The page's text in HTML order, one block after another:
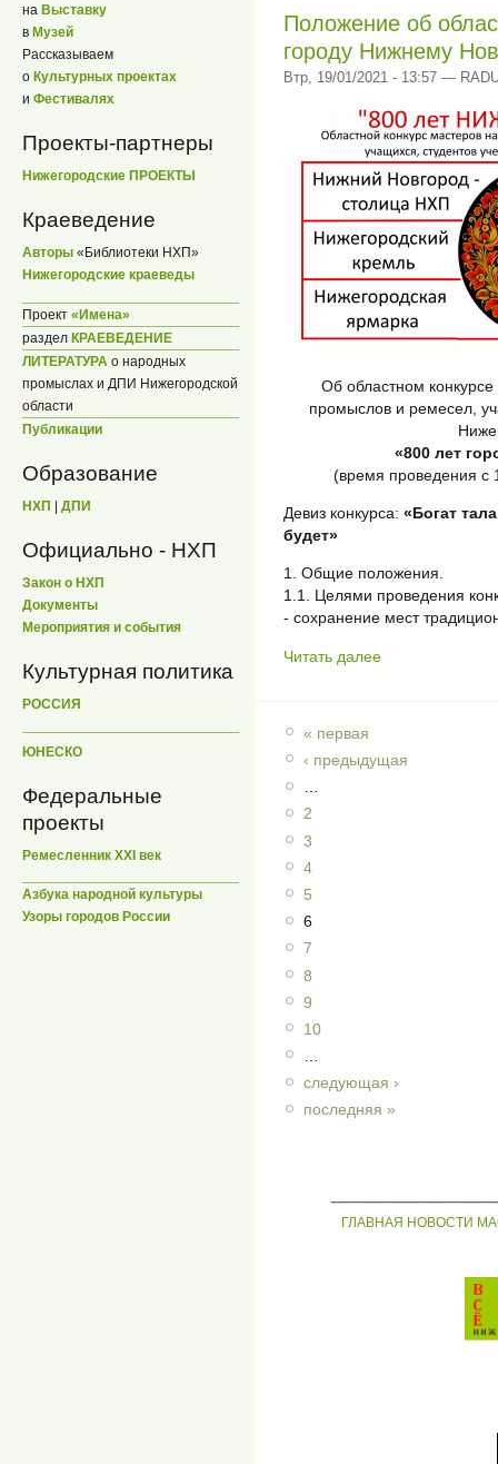
на Выставку
в Музей
Рассказываем
о Культурных проектах
и Фестивалях
Проекты-партнеры
Нижегородские ПРОЕКТЫ
Краеведение
Авторы «Библиотеки НХП»
Нижегородские краеведы
Проект «Имена»
раздел КРАЕВЕДЕНИЕ
ЛИТЕРАТУРА о народных
промыслах и ДПИ Нижегородской
области
Публикации
Образование
НХП | ДПИ
Официально - НХП
Закон о НХП
Документы
Мероприятия и события
Культурная политика
РОССИЯ
ЮНЕСКО
Федеральные
проекты
Ремесленник XXI век
Азбука народной культуры
Узоры городов России
Положение oб
городу Нижнему
Втр, 19/01/2021 - 13:57 —
Об областном
промыслов и ремесел,
«800 лет
(время проведения с
Девиз конкурса: «Богат
будет»
1. Общие положения.
1.1. Целями проведения
- сохранение мест
Читать далее
« первая
‹ предыдущая
2
3
4
5
6
7
8
9
10
следующая ›
последняя »
ГЛАВНАЯ НОВОСТИ